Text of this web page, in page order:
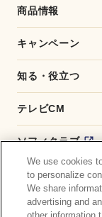
商品情報
キャンペーン
知る・役立つ
テレビCM
ソフィクラブ
かんたん応募サ
ダイレクトショ
We use cookies
to personalize
We share
advertising and